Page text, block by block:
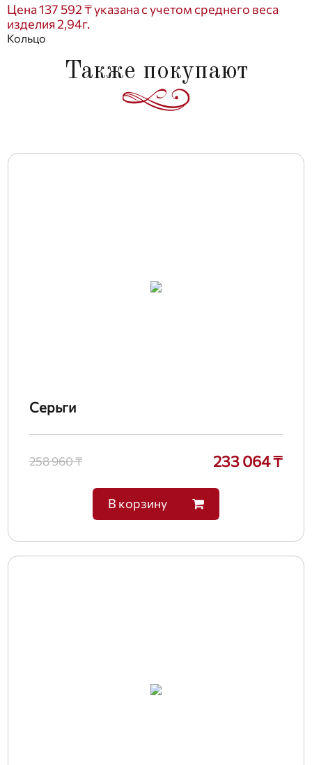
Цена 137 592 ₸ указана с учетом среднего веса
изделия 2,94г.
Кольцо
Также покупают
Серьги
258 960 ₸ 233 064 ₸
В корзину